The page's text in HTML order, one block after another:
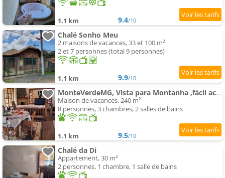
1.1 km 9.4/10
Chalé Sonho Meu
2 maisons de vacances, 33 et 100 m²
2 et 7 personnes (total 9 personnes)
1.1 km 9.9/10
MonteVerdeMG, Vista para Montanha ,fácil acesso, térrea, Pets
Maison de vacances, 240 m²
8 personnes, 3 chambres, 2 salles de bains
1.1 km 9.5/10
Chalé da Di
Appartement, 30 m²
2 personnes, 1 chambre, 1 salle de bains